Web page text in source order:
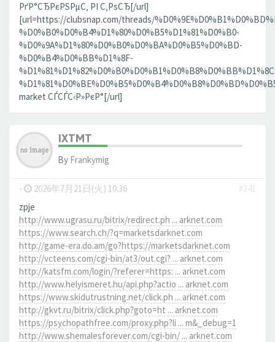
РґР°СЂРєРЅРµС‚ РІ С‚РѕСЂ[/url]
[url=https://clubsnap.com/threads/
%D0%B0%D0%B4%D1%80%D0%B5%D1%81%D0%B0-
%D0%9A%D1%80%D0%B0%D0%BA%D0%B5%D0%BD-
%D0%B4%D0%BB%D1%8F-
market СЃСЃС‹Р»РєР°[/url]
IXTMT
By Frankymig
- 2026年7月21日(火) 10:36
#341
zpje
http://www.ugrasu.ru/bitrix/redirect.ph ... arknet.com
https://www.search.ch/?q=marketsdarknet.com
http://game-era.do.am/go?https://marketsdarknet.com
http://vcteens.com/cgi-bin/at3/out.cgi? ... arknet.com
http://katsfm.com/login/?referer=https: ... arknet.com
http://www.helyismeret.hu/api.php?actio ... arknet.com
https://www.skidutrustning.net/click.ph ... arknet.com
http://gkvt.ru/bitrix/click.php?goto=ht ... arknet.com
https://psychopathfree.com/proxy.php?li ... m&_debug=1
http://www.shemalesforever.com/cgi-bin/ ... arknet.com